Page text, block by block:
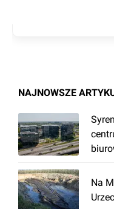
LEED
kontrola dostępu
klimatyzacja
sieć
światłowód
NAJNOWSZE
Na